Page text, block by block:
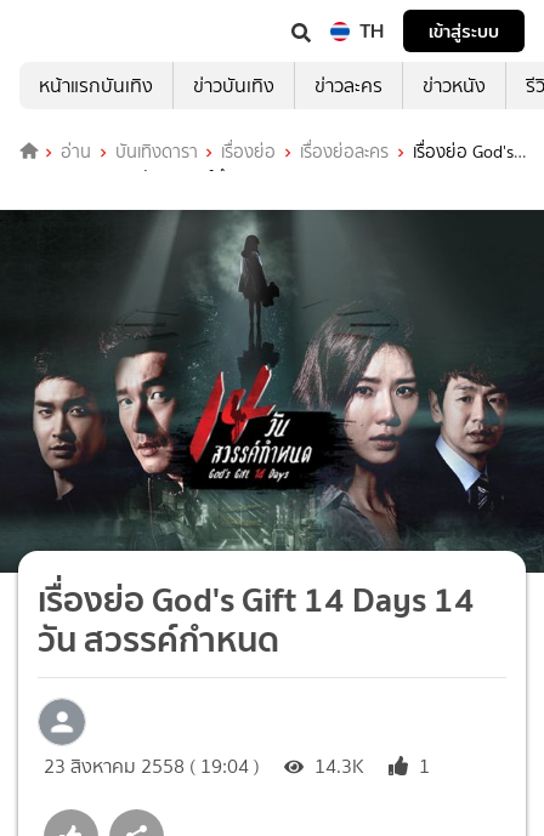
TH
เข้าสู่ระบบ
หน้าแรกบันเทิง
ข่าวบันเทิง ข่าวละคร ข่าวหนัง รี
อ่าน บันเทิงดารา เรื่องย่อ เรื่องย่อละคร
เรื่องย่อ God's
Gift 14 Days 14 วัน สวรรค์กำหนด
เรื่องย่อ God's Gift 14 Days 14
วัน สวรรค์กำหนด
23 สิงหาคม 2558 ( 19:04 ) 14.3K 1